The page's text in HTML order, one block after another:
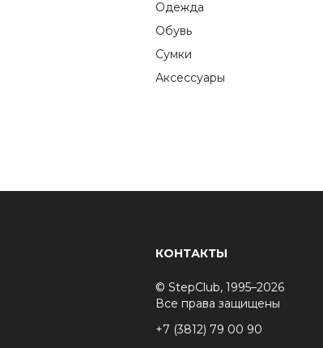
Одежда
Обувь
Сумки
Аксессуары
КОНТАКТЫ
© StepClub, 1995–2026
Все права защищены
+7 (3812) 79 00 90